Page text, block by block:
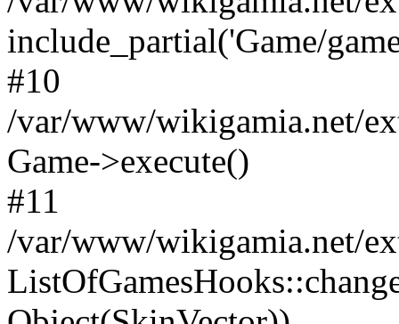
include_partial('Game/
#10
/var/www/wikigamia.net/
Game->execute()
#11
/var/www/wikigamia.net/